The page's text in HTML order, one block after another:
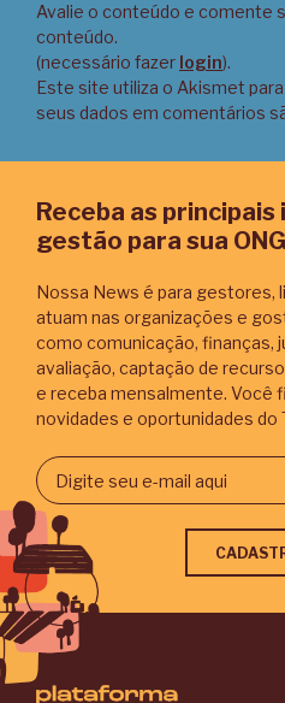
Avalie o conteúdo e comente
conteúdo.
(necessário fazer login).
Este site utiliza o Akismet
seus dados em comentários
Receba as
gestão para sua
Nossa News é para gestores,
atuam nas organizações e
como comunicação, finanças,
avaliação, captação de
e receba mensalmente. Você
novidades e oportunidades do